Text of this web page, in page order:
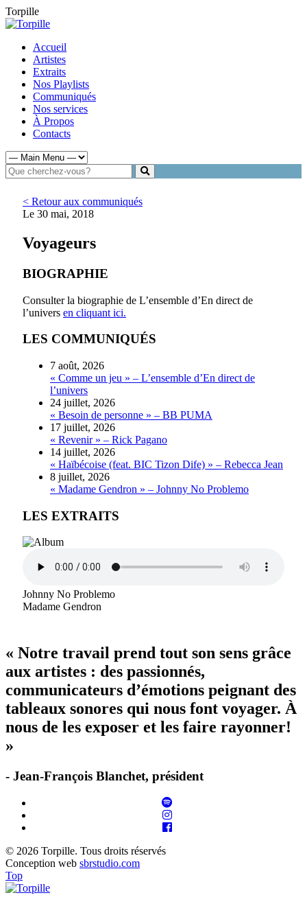
Torpille
Accueil
Artistes
Extraits
Nos Playlists
Communiqués
Nos services
À Propos
Contacts
< Retour aux communiqués
Le 30 mai, 2018
Voyageurs
BIOGRAPHIE
Consulter la biographie de L’ensemble d’En direct de
l’univers en cliquant ici.
LES COMMUNIQUÉS
7 août, 2026
« Comme un jeu » – L’ensemble d’En direct de
l’univers
24 juillet, 2026
« Besoin de personne » – BB PUMA
17 juillet, 2026
« Revenir » – Rick Pagano
14 juillet, 2026
« Haïbécoise (feat. BIC Tizon Dife) » – Rebecca Jean
8 juillet, 2026
« Madame Gendron » – Johnny No Problemo
LES EXTRAITS
Johnny No Problemo
Madame Gendron
« Notre travail prend tout son sens grâce
aux artistes : des passionnés,
communicateurs d’émotions peignant des
tableaux sonores qui nous font voyager. À
nous de les exposer et les faire rayonner!
»
- Jean-François Blanchet, président
© 2026 Torpille. Tous droits réservés
Conception web sbrstudio.com
Top